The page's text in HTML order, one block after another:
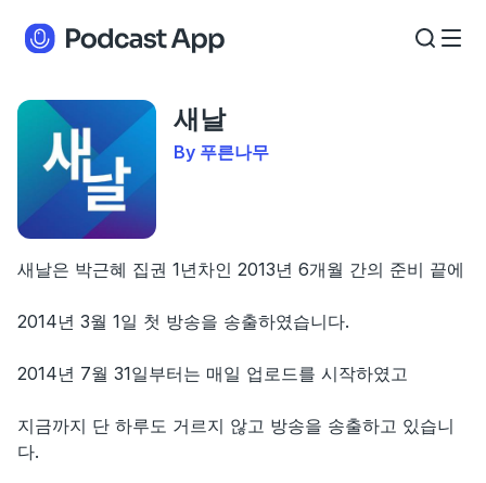
새날
By 푸른나무
새날은 박근혜 집권 1년차인 2013년 6개월 간의 준비 끝에
2014년 3월 1일 첫 방송을 송출하였습니다.
2014년 7월 31일부터는 매일 업로드를 시작하였고
지금까지 단 하루도 거르지 않고 방송을 송출하고 있습니
다.